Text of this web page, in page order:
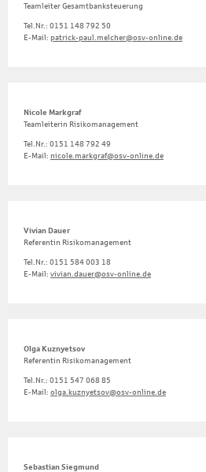
Teamleiter Gesamtbanksteuerung
Tel.Nr.: 0151 148 792 50
E-Mail: patrick-paul.melcher@osv-online.de
Nicole Markgraf
Teamleiterin Risikomanagement
Tel.Nr.: 0151 148 792 49
E-Mail: nicole.markgraf@osv-online.de
Vivian Dauer
Referentin Risikomanagement
Tel.Nr.: 0151 584 003 18
E-Mail: vivian.dauer@osv-online.de
Olga Kuznyetsov
Referentin Risikomanagement
Tel.Nr.: 0151 547 068 85
E-Mail: olga.kuznyetsov@osv-online.de
Sebastian Siegmund